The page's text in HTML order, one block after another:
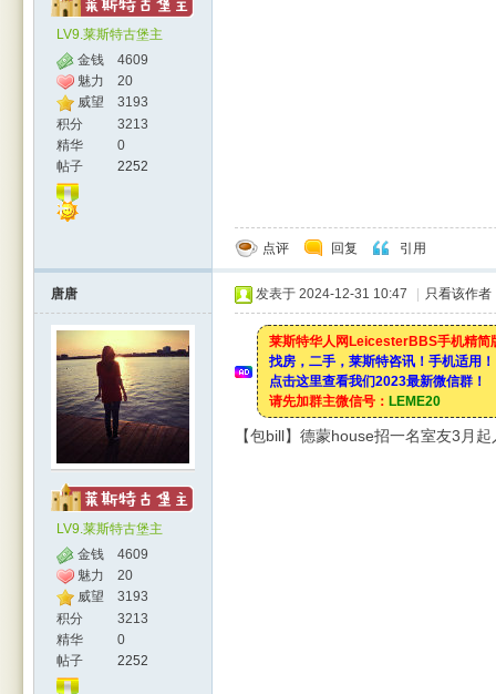
LV9.莱斯特古堡主
金钱
4609
魅力
20
威望
3193
积分
3213
精华
0
帖子
2252
点评 回复 引用
唐唐
LV9.莱斯特古堡主
金钱
4609
魅力
20
威望
3193
积分
3213
精华
0
帖子
2252
发表于 2024-12-31 10:47 只看该作者
莱斯特华人网LeicesterBBS手机精简
找房，二手，莱斯特咨讯！手机适用！
点击这里查看我们2023最新微信群！
请先加群主微信号： LEME20
【包bill】德蒙house招一名室友3月起